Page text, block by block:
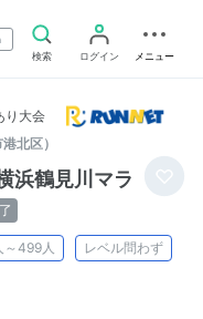
検索
ログイン メニュー
り大会
北区）
浜鶴見川マラ
～499人 レベル問わず